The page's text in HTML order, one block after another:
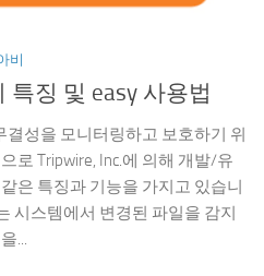
비
징 및 easy 사용법
결성을 모니터링하고 보호하기 위
로 Tripwire, Inc.에 의해 개발/유
은 특징과 기능을 가지고 있습니
시스템에서 변경된 파일을 감지
...